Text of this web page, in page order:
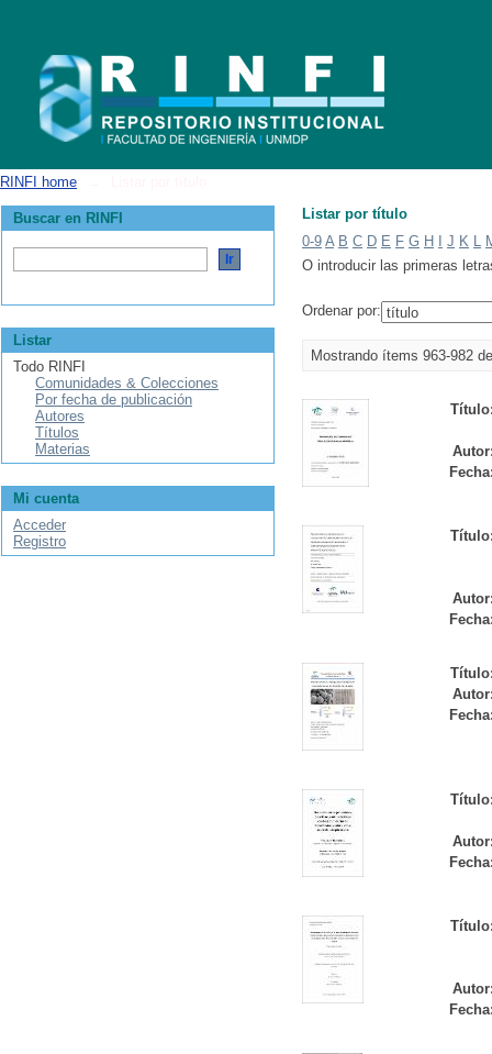
RINFI home
Listar por título
0-9 A B C D E F G H J K L
O introducir las primeras
Ordenar por:
Mostrando ítems 963-982
Buscar en RINFI
Listar
Todo RINFI
Comunidades & Colecciones
Por fecha de publicación
Autores
Títulos
Materias
Mi cuenta
Acceder
Registro